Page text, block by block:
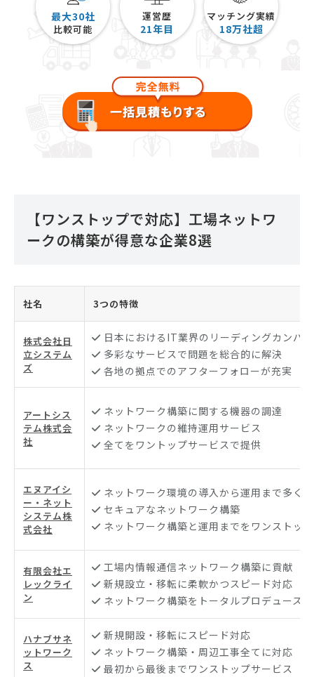
最大30社
比較可能
運営歴
21年目
マッチング実績
18万社超
【ワンストップで対応】工場ネットワ
ークの構築が得意な企業8選
社名 3つの特徴
株式会社日
立システム
ズ
日本におけるIT業界のリーディングカンパ
多彩なサービスで問題を総合的に解決
各地の拠点でのアフターフォローが充実
アートシス
テム株式会
社
ネットワーク構築に関する機器の調達
ネットワークの維持運用サービス
全てをワントップサービスで提供
エヌアイシ
ー・ネット
システム株
式会社
ネットワーク環境の導入から運用まで多く
セキュアなネットワーク構築
ネットワーク構築と運用までをワンストッ
有限会社エ
レックライ
ン
工場内情報通信ネットワーク構築に貢献
新規設立・移転に柔軟かつスピード対応
ネットワーク構築をトータルプロデュース
ハナブサネ
ットワーク
ス
新規開設・移転にスピード対応
ネットワーク構築・周辺工事全てに対応
最初から最後までワンストップサービス